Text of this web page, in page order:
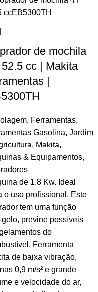
de mochila
cc | Makita
|
, Ferramentas,
Gasolina, Jardim
, Makita,
& Equipamentos,
de 1.8 Kw. Ideal
o uso profissional. Este
tem uma função
gelo, previne possíveis
do
Ferramenta
de baixa vibração,
0,9 m/s² e grande
e velocidade do ar,